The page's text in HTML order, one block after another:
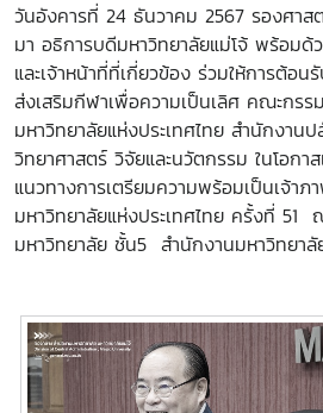
วันอังคารที่ 24 ธันวาคม 2567 รองศาส
มา อธิการบดีมหาวิทยาลัยแม่โจ้ พร้อมด้
และเจ้าหน้าที่ที่เกี่ยวข้อง ร่วมให้การต้อ
ส่งเสริมกีฬาเพื่อความเป็นเลิศ คณะกรร
มหาวิทยาลัยแห่งประเทศไทย สำนักงาน
วิทยาศาสตร์ วิจัยและนวัตกรรม ในโอกา
แนวทางการเตรียมความพร้อมเป็นเจ้า
มหาวิทยาลัยแห่งประเทศไทย ครั้งที่ 51
มหาวิทยาลัย ชั้น5 สำนักงานมหาวิทยาลั